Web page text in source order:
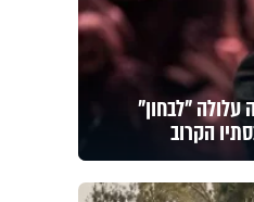
עלולה "לבחון"
הקרוב